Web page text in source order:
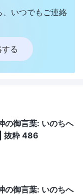
いつでもご連絡
る
の御言葉: いのちへ
抜粋 486
の御言葉: いのちへ